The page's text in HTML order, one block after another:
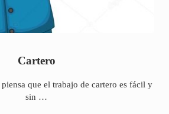
Cartero
que el trabajo de cartero es fácil y
sin …